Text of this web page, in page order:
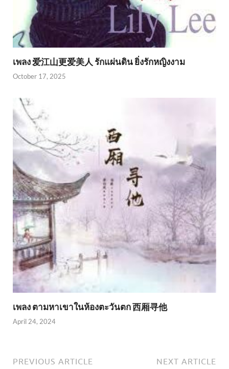
เพลง 爱江山更爱美人 รักแผ่นดิน ยิ่งรักหญิงงาม
October 17, 2025
เพลง ตามหาเขาในห้องตะวันตก 西厢寻他
April 24, 2024
PREVIOUS ARTICLE NEXT ARTICLE